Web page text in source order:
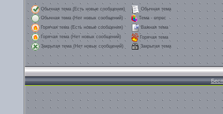
Обычная тема (Есть новые сообщения)
Обычная тема
Обычная тема (Нет новых сообщений)
Тема - опрос
Горячая тема (Есть новые сообщения)
Важная тема
Горячая тема (Нет новых сообщений)
Горячая тема
Закрытая тема (Нет новых сообщений)
Закрытая тема